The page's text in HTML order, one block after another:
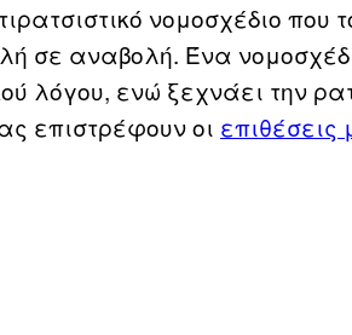
νομοσχέδιο που
σε αναβολή. Ένα
λόγου, ενώ ξεχνάει την
επιστρέφουν οι επιθέσεις